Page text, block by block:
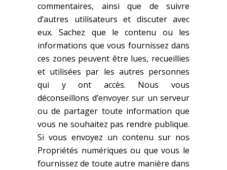
commentaires, ainsi que de suivre
d’autres utilisateurs et discuter avec
eux. Sachez que le contenu ou les
informations que vous fournissez dans
ces zones peuvent être lues, recueillies
et utilisées par les autres personnes
qui y ont accès. Nous vous
déconseillons d’envoyer sur un serveur
ou de partager toute information que
vous ne souhaitez pas rendre publique.
Si vous envoyez un contenu sur nos
Propriétés numériques ou que vous le
fournissez de toute autre manière dans